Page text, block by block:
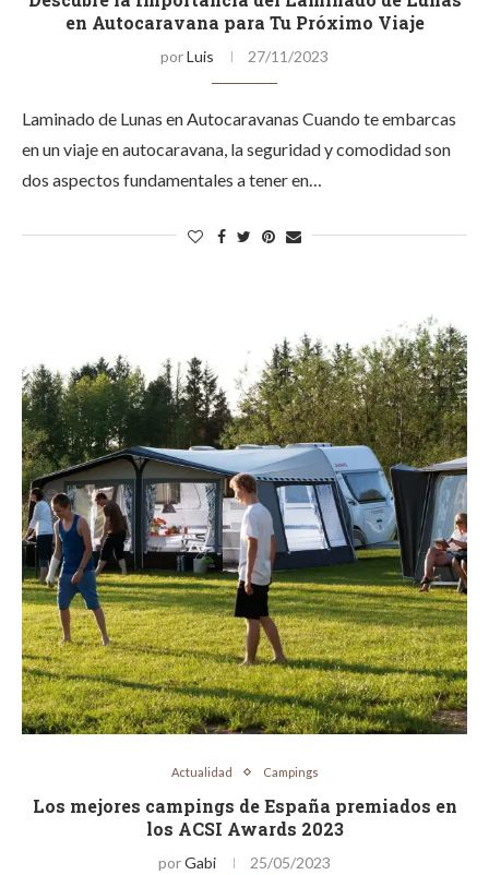
en Autocaravana para Tu Próximo Viaje
porLuis 27/11/2023
Laminado de Lunas en Autocaravanas Cuando te embarcas
en un viaje en autocaravana, la seguridad y comodidad son
dos aspectos fundamentales a tener en…
Actualidad Campings
Los mejores campings de España premiados en
los ACSI Awards 2023
porGabi 25/05/2023